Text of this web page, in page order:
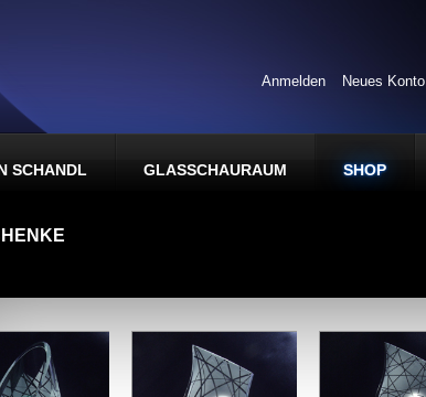
Anmelden Neues Konto
SCHANDL GLASSCHAURAUM SHOP